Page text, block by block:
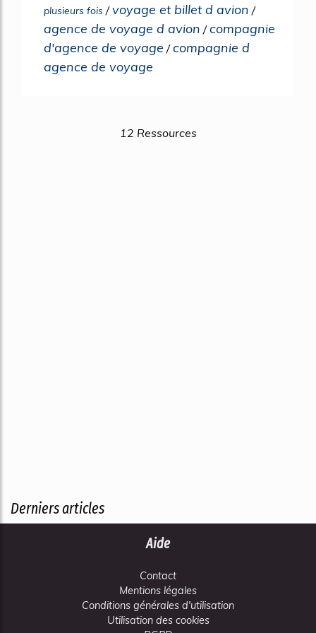
plusieurs fois /voyage et billet d avion /
agence de voyage d avion /compagnie
d'agence de voyage /compagnie d
agence de voyage
12 Ressources
Derniers articles
Aide
Contact
Mentions légales
Conditions générales d'utilisation
Utilisation des cookies